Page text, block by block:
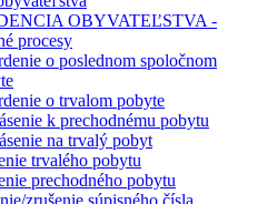
OBYVATEĽSTVA -
procesy
o poslednom spoločnom
o trvalom pobyte
k prechodnému pobytu
na trvalý pobyt
trvalého pobytu
prechodného pobytu